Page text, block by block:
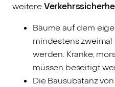
weitere
Bäume auf dem
mindestens
werden. Kranke,
müssen beseitigt
Die Bausubstanz